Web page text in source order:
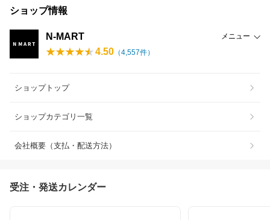
ショップ情報
N-MART メニュー
4.50 （4,557件）
ショップトップ
ショップカテゴリ一覧
会社概要（支払・配送方法）
受注・発送カレンダー